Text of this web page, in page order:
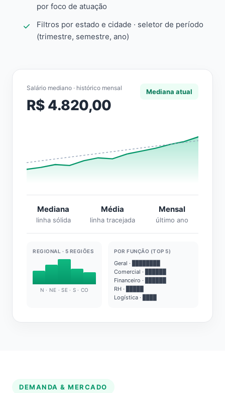
por foco de atuação
Filtros por estado e cidade · seletor de período
(trimestre, semestre, ano)
Salário mediano · histórico mensal
R$ 4.820,00
Mediana atual
Mediana
linha sólida
Média
linha tracejada
Mensal
último ano
REGIONAL · 5 REGIÕES
N · NE · SE · S · CO
POR FUNÇÃO (TOP 5)
Geral · ████████
Comercial · ██████
Financeiro · ██████
RH · █████
Logística · ████
DEMANDA & MERCADO